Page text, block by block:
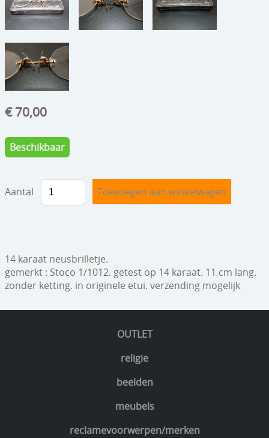
ets/tekening/litho/gravure
glaswerk
lamp/luchter
speelgoed
spiegels
boeken
OUTLET
religie
beelden
meubels
reclamevoorwerpen/merken
€ 70,00
Beschikbaar
Aantal
14 karaat neusbrilletje.
gemerkt : Stoco 1/1012. getest op 14 karaat. 11 cm lang.
zonder ketting. in originele etui. verzending mogelijk